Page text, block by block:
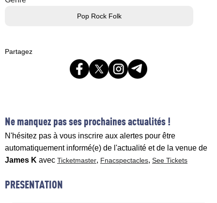
Pop Rock Folk
Partagez
Ne manquez pas ses prochaines actualités !
N'hésitez pas à vous inscrire aux alertes pour être
automatiquement informé(e) de l'actualité et de la venue de
James K avec Ticketmaster, Fnacspectacles, See Tickets
PRESENTATION